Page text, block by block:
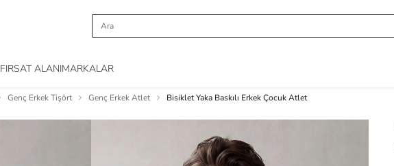
FIRSAT ALANIMARKALAR
Genç Erkek Tişört Genç Erkek Atlet Bisiklet Yaka Baskılı Erkek Çocuk Atlet